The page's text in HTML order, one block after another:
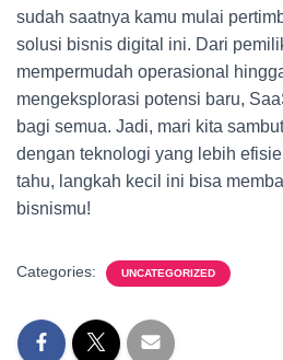
sudah saatnya kamu mulai
solusi bisnis digital ini. Dari
mempermudah operasional
mengeksplorasi potensi baru,
bagi semua. Jadi, mari kita
dengan teknologi yang lebih
tahu, langkah kecil ini bisa
bisnismu!
Categories: UNCATEGORIZED